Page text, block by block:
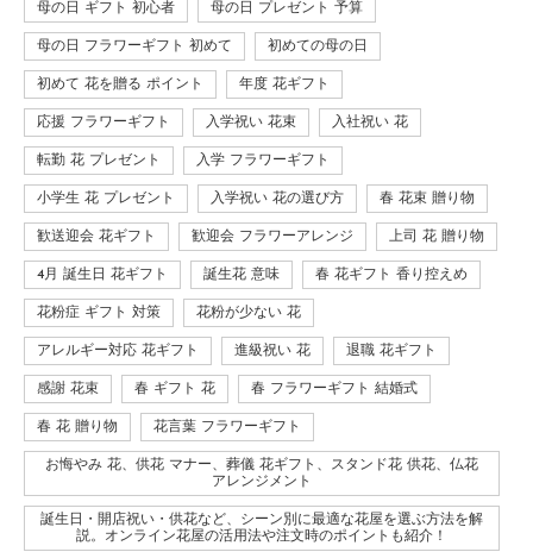
母の日 ギフト 初心者 母の日 プレゼント 予算
母の日 フラワーギフト 初めて 初めての母の日
初めて 花を贈る ポイント 年度 花ギフト
応援 フラワーギフト 入学祝い 花束 入社祝い 花
転勤 花 プレゼント 入学 フラワーギフト
小学生 花 プレゼント 入学祝い 花の選び方 春 花束 贈り物
歓送迎会 花ギフト 歓迎会 フラワーアレンジ 上司 花 贈り物
4月 誕生日 花ギフト 誕生花 意味 春 花ギフト 香り控えめ
花粉症 ギフト 対策 花粉が少ない 花
アレルギー対応 花ギフト 進級祝い 花 退職 花ギフト
感謝 花束 春 ギフト 花 春 フラワーギフト 結婚式
春 花 贈り物 花言葉 フラワーギフト
お悔やみ 花、供花 マナー、葬儀 花ギフト、スタンド花 供花、仏花
アレンジメント
誕生日・開店祝い・供花など、シーン別に最適な花屋を選ぶ方法を解
説。オンライン花屋の活用法や注文時のポイントも紹介！